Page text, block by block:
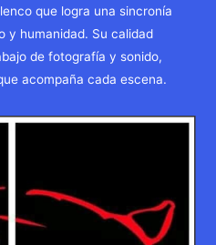
que logra una sincronía
y humanidad. Su calidad
de fotografía y sonido,
acompaña cada escena.